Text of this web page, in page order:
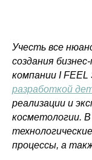
Учесть все
создания
компании I
разработкой
реализации и
косметологии.
процессы, а